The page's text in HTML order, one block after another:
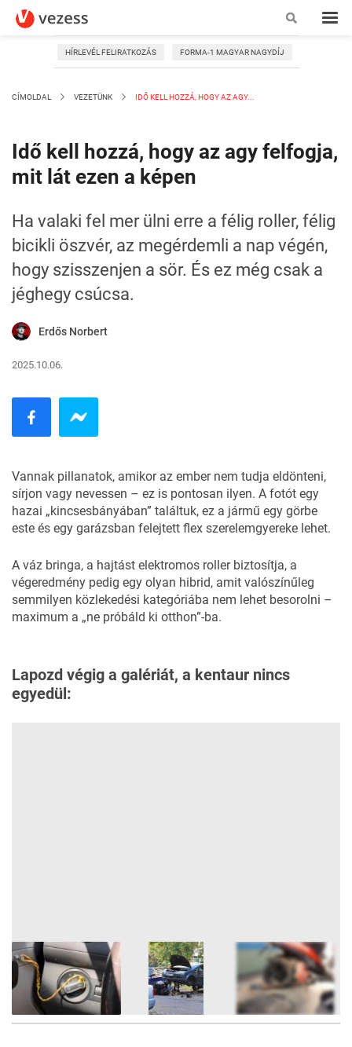
HÍRLEVÉL FELIRATKOZÁS FORMA-1 MAGYAR NAGYDÍJ
CÍMOLDAL VEZETÜNK IDŐ KELL HOZZÁ, HOGY AZ AGY...
Idő kell hozzá, hogy az agy felfogja,
mit lát ezen a képen
Ha valaki fel mer ülni erre a félig roller, félig
bicikli öszvér, az megérdemli a nap végén,
hogy szisszenjen a sör. És ez még csak a
jéghegy csúcsa.
Erdős Norbert
2025.10.06.
Vannak pillanatok, amikor az ember nem tudja eldönteni,
sírjon vagy nevessen – ez is pontosan ilyen. A fotót egy
hazai „kincsesbányában” találtuk, ez a jármű egy görbe
este és egy garázsban felejtett flex szerelemgyereke lehet.
A váz bringa, a hajtást elektromos roller biztosítja, a
végeredmény pedig egy olyan hibrid, amit valószínűleg
semmilyen közlekedési kategóriába nem lehet besorolni –
maximum a „ne próbáld ki otthon”-ba.
Lapozd végig a galériát, a kentaur nincs
egyedül: